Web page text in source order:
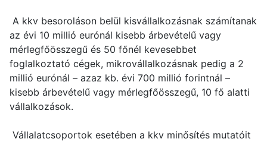
A kkv besoroláson belül kisvállalkozásnak számítanak
az évi 10 millió eurónál kisebb árbevételű vagy
mérlegfőösszegű és 50 főnél kevesebbet
foglalkoztató cégek, mikrovállalkozásnak pedig a 2
millió eurónál – azaz kb. évi 700 millió forintnál –
kisebb árbevételű vagy mérlegfőösszegű, 10 fő alatti
vállalkozások.
Vállalatcsoportok esetében a kkv minősítés mutatóit